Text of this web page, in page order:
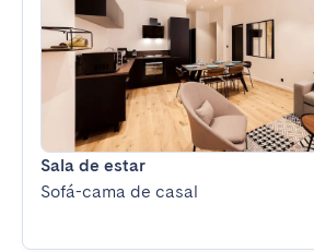
Sala de estar
Sofá-cama de casal